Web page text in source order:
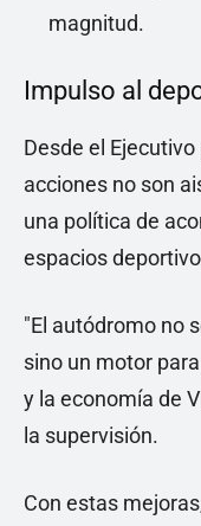
magnitud.
Impulso al
Desde el
acciones no son
una política de
espacios
"El autódromo no
sino un motor
y la economía de
la supervisión.
Con estas